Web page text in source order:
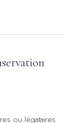
ou légataires